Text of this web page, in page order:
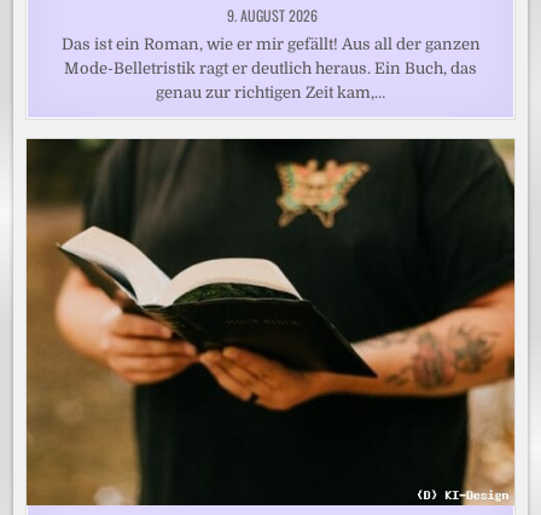
9. AUGUST 2026
Das ist ein Roman, wie er mir gefällt! Aus all der ganzen
Mode-Belletristik ragt er deutlich heraus. Ein Buch, das
genau zur richtigen Zeit kam,…